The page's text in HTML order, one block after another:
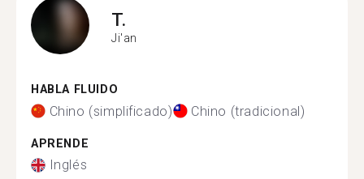
T.
Ji'an
HABLA FLUIDO
Chino (simplificado) Chino (tradicional)
APRENDE
Inglés